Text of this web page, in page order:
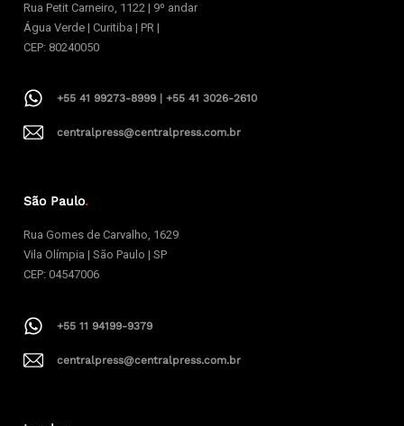
Rua Petit Carneiro, 1122 | 9º andar
Água Verde | Curitiba | PR |
CEP: 80240050
+55 41 99273-8999 | +55 41 3026-2610
centralpress@centralpress.com.br
São Paulo.
Rua Gomes de Carvalho, 1629
Vila Olímpia | São Paulo | SP
CEP: 04547006
+55 11 94199-9379
centralpress@centralpress.com.br